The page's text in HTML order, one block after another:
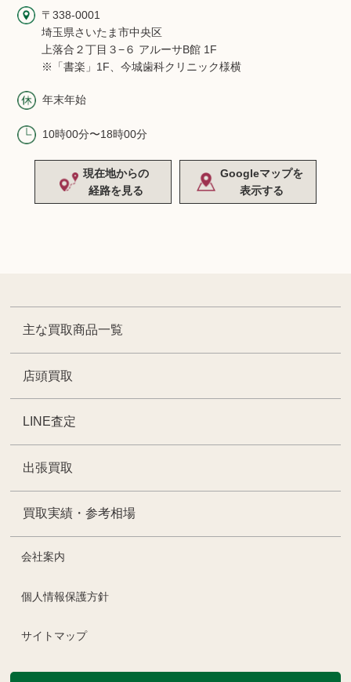
〒338-0001
埼玉県さいたま市中央区
上落合２丁目３−６ アルーサB館 1F
※「書楽」1F、今城歯科クリニック様横
年末年始
10時00分〜18時00分
現在地からの
経路を見る
Googleマップを
表示する
主な買取商品一覧
店頭買取
LINE査定
出張買取
買取実績・参考相場
会社案内
個人情報保護方針
サイトマップ